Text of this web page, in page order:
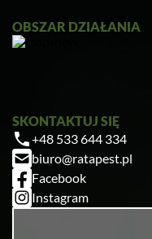
OBSZAR DZIAŁANIA
SKONTAKTUJ SIĘ
+48 533 644 334
biuro@ratapest.pl
Facebook
Instagram